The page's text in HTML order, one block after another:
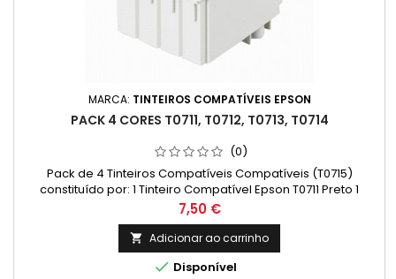
MARCA: TINTEIROS COMPATÍVEIS EPSON
PACK 4 CORES T0711, T0712, T0713, T0714
(0)
Pack de 4 Tinteiros Compatíveis Compatíveis (T0715)
constituído por: 1 Tinteiro Compatível Epson T0711 Preto 1
Tinteiro Compatível Epson T0712 Ciano 1 Tinteiro Compatível
Epson T0713 Magenta 1 Tinteiro Compatível Epson T0714
Amarelo
Preço
7,50 €
 Adicionar ao carrinho
 Disponível